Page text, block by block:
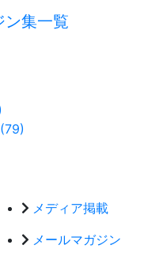
ン集一覧
メディア掲載
メールマガジン